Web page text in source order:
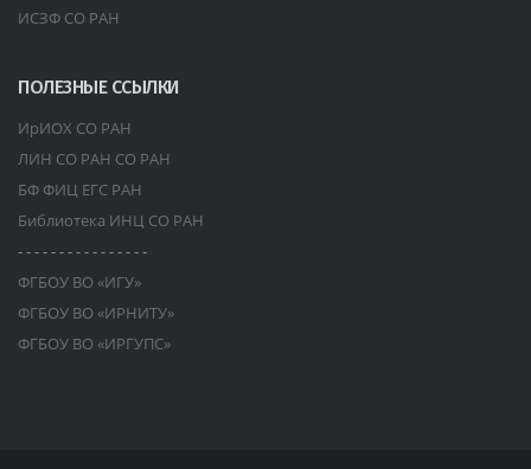
ИСЗФ СО РАН
ПОЛЕЗНЫЕ ССЫЛКИ
ИрИОХ СО РАН
ЛИН СО РАН СО РАН
БФ ФИЦ ЕГС РАН
Библиотека ИНЦ СО РАН
- - - - - - - - - - - - - - - -
ФГБОУ ВО «ИГУ»
ФГБОУ ВО «ИРНИТУ»
ФГБОУ ВО «ИРГУПС»